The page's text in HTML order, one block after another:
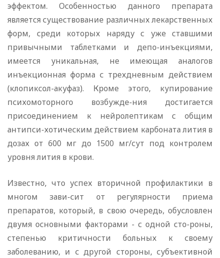
эффектом. Особенностью данного препарата
является существование различных лекарственных
форм, среди которых наряду с уже ставшими
привычными таблетками и депо-инъекциями,
имеется уникальная, не имеющая аналогов
инъекционная форма с трехдневным действием
(клопиксол-акуфаз). Кроме этого, купирование
психомоторного возбужде-ния достигается
присоединением к нейролептикам с общим
антипси-хотическим действием карбоната лития в
дозах от 600 мг до 1500 мг/сут под контролем
уровня лития в крови.
Известно, что успех вторичной профилактики в
многом зави-сит от регулярности приема
препаратов, который, в свою очередь, обусловлен
двумя основными факторами - с одной сто-роны,
степенью критичности больных к своему
заболеванию, и с другой стороны, субъективной